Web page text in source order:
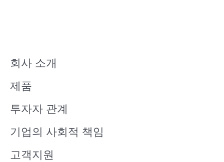
회사 소개
제품
투자자 관계
기업의 사회적 책임
고객지원